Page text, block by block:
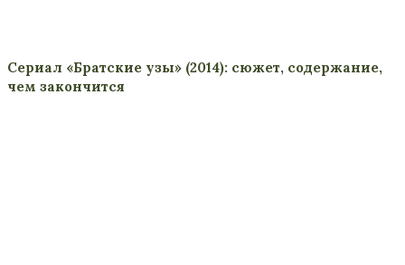
Сериал «Братские узы» (2014): сюжет, содержание,
чем закончится